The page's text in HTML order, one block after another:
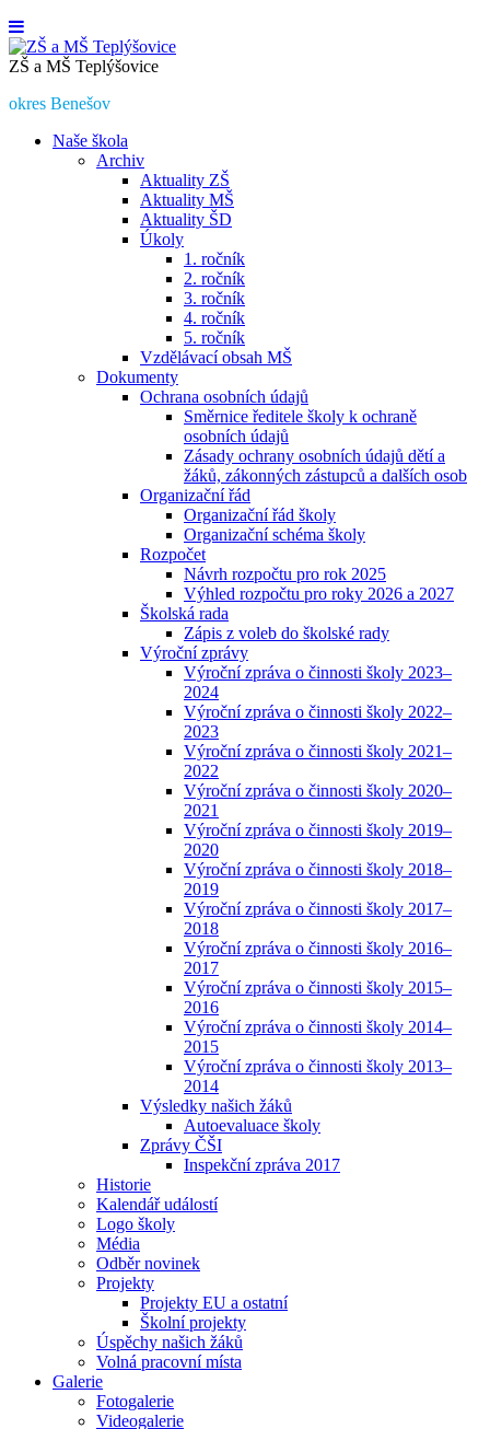
ZŠ a MŠ Teplýšovice
okres Benešov
Naše škola
Archiv
Aktuality ZŠ
Aktuality MŠ
Aktuality ŠD
Úkoly
1. ročník
2. ročník
3. ročník
4. ročník
5. ročník
Vzdělávací obsah MŠ
Dokumenty
Ochrana osobních údajů
Směrnice ředitele školy k ochraně
osobních údajů
Zásady ochrany osobních údajů dětí a
žáků, zákonných zástupců a dalších osob
Organizační řád
Organizační řád školy
Organizační schéma školy
Rozpočet
Návrh rozpočtu pro rok 2025
Výhled rozpočtu pro roky 2026 a 2027
Školská rada
Zápis z voleb do školské rady
Výroční zprávy
Výroční zpráva o činnosti školy 2023–
2024
Výroční zpráva o činnosti školy 2022–
2023
Výroční zpráva o činnosti školy 2021–
2022
Výroční zpráva o činnosti školy 2020–
2021
Výroční zpráva o činnosti školy 2019–
2020
Výroční zpráva o činnosti školy 2018–
2019
Výroční zpráva o činnosti školy 2017–
2018
Výroční zpráva o činnosti školy 2016–
2017
Výroční zpráva o činnosti školy 2015–
2016
Výroční zpráva o činnosti školy 2014–
2015
Výroční zpráva o činnosti školy 2013–
2014
Výsledky našich žáků
Autoevaluace školy
Zprávy ČŠI
Inspekční zpráva 2017
Historie
Kalendář událostí
Logo školy
Média
Odběr novinek
Projekty
Projekty EU a ostatní
Školní projekty
Úspěchy našich žáků
Volná pracovní místa
Galerie
Fotogalerie
Videogalerie